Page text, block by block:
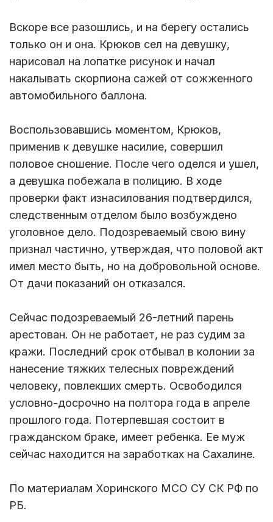
Вскоре все разошлись, и на берегу остались
только он и она. Крюков сел на девушку,
нарисовал на лопатке рисунок и начал
накалывать скорпиона сажей от сожженного
автомобильного баллона.
Воспользовавшись моментом, Крюков,
применив к девушке насилие, совершил
половое сношение. После чего оделся и ушел,
а девушка побежала в полицию. В ходе
проверки факт изнасилования подтвердился,
следственным отделом было возбуждено
уголовное дело. Подозреваемый свою вину
признал частично, утверждая, что половой акт
имел место быть, но на добровольной основе.
От дачи показаний он отказался.
Сейчас подозреваемый 26-летний парень
арестован. Он не работает, не раз судим за
кражи. Последний срок отбывал в колонии за
нанесение тяжких телесных повреждений
человеку, повлекших смерть. Освободился
условно-досрочно на полтора года в апреле
прошлого года. Потерпевшая состоит в
гражданском браке, имеет ребенка. Ее муж
сейчас находится на заработках на Сахалине.
По материалам Хоринского МСО СУ СК РФ по
РБ.